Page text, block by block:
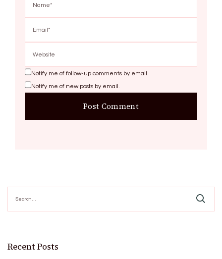
Notify me of follow-up comments by email.
Notify me of new posts by email.
for:
Recent Posts